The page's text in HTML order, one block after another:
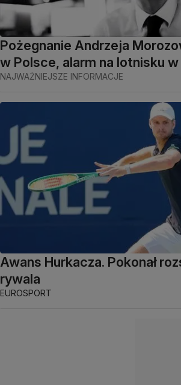
Pożegnanie Andrzeja
w Polsce, alarm na lotnisku
NAJWAŻNIEJSZE INFORMACJE
Awans Hurkacza. Pokonał
rywala
EUROSPORT